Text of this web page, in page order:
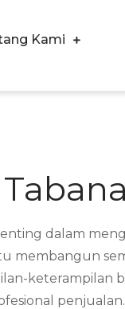
Kami
dalam
membangun
keterampilan
penjualan.